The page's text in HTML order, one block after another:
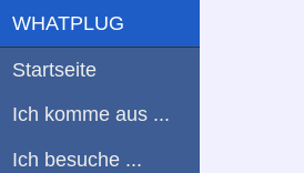
WHATPLUG
Startseite
Ich komme aus ...
Ich besuche ...